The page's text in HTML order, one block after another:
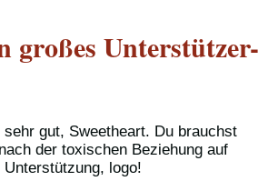
großes Unterstützer-
gut, Sweetheart. Du brauchst
der toxischen Beziehung auf
logo!